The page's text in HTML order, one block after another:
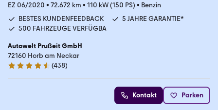
EZ 06/2020 • 72.672 km • 110 kW (150 PS) • Benzin
BESTES KUNDENFEEDBACK
5 JAHRE GARANTIE*
500 FAHRZEUGE VERFÜGBA
Autowelt Prußeit GmbH
72160 Horb am Neckar
4.4 Sterne
(438)
Kontakt Parken